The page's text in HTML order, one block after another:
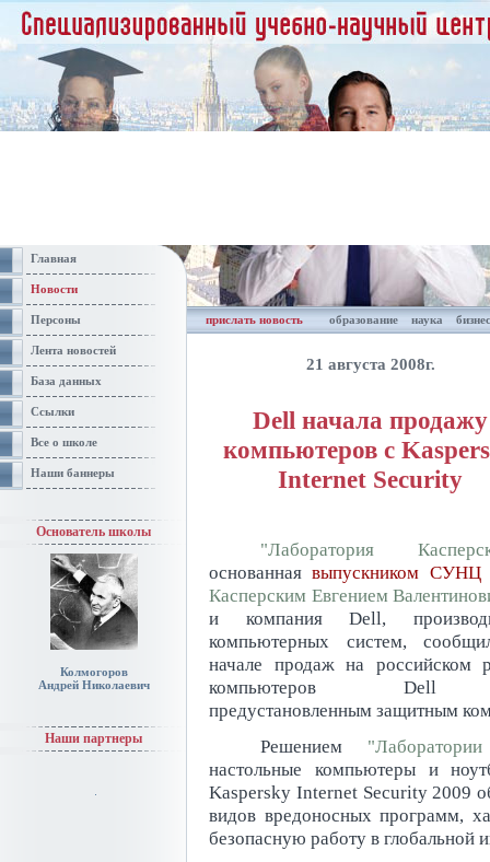
Главная
Новости
Персоны
Лента новостей
База данных
Ссылки
Все о школе
Наши баннеры
Основатель школы
Колмогоров
Андрей Николаевич
Наши партнеры
прислать новость образование наука бизнес
21 августа 2008г.
Dell начала продажу
компьютеров с
Internet Security
"Лаборатория
основаннаявыпускником
Касперским Евгением
и компания Dell,
компьютерных систем,
начале продаж на российском
компьютеров
предустановленным защитным
Решением
настольные компьютеры и
Kaspersky Internet Security 2009
видов вредоносных программ,
безопасную работу в глобальной